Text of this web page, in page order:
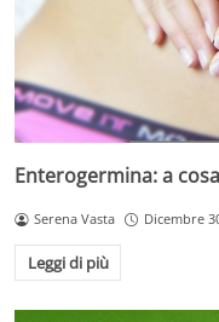
Enterogermina: a
Serena Vasta Dicembre
Leggi di più